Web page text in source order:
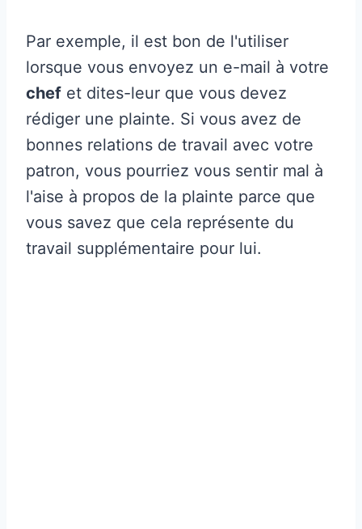
Par exemple, il est bon de l'utiliser
lorsque vous envoyez un e-mail à votre
chef et dites-leur que vous devez
rédiger une plainte. Si vous avez de
bonnes relations de travail avec votre
patron, vous pourriez vous sentir mal à
l'aise à propos de la plainte parce que
vous savez que cela représente du
travail supplémentaire pour lui.